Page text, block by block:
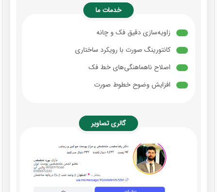
خدمات ما
زاویه‌سازی دقیق فک و چانه
کانتورینگ صورت با رویکرد ساختاری
اصلاح ناهماهنگی‌های خط فک
افزایش وضوح خطوط صورت
گالری تصاویر